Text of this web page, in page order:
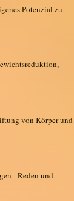
Potenzial zu
von Körper und
- Reden und